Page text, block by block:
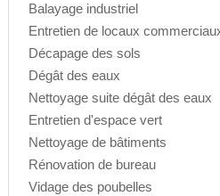
Balayage industriel
Entretien de locaux
Décapage des sols
Dégât des eaux
Nettoyage suite dégât des eaux
Entretien d'espace vert
Nettoyage de bâtiments
Rénovation de bureau
Vidage des poubelles